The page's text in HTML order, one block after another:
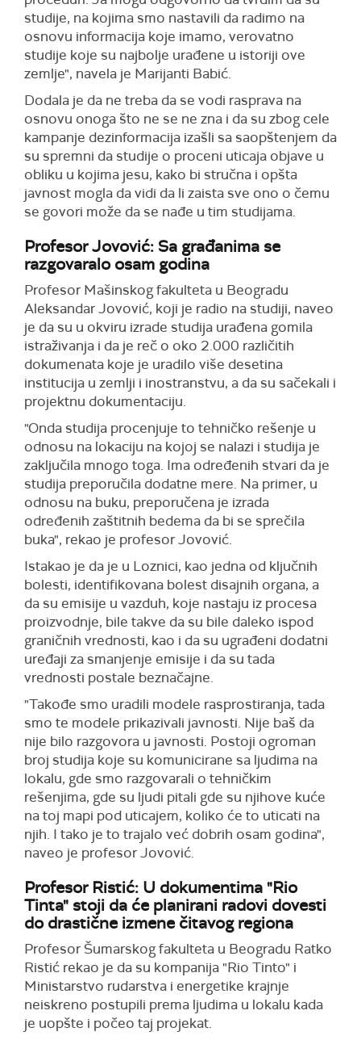
studije, na kojima smo nastavili da radimo na
osnovu informacija koje imamo, verovatno
studije koje su najbolje urađene u istoriji ove
zemlje", navela je Marijanti Babić.
Dodala je da ne treba da se vodi rasprava na
osnovu onoga što ne se ne zna i da su zbog cele
kampanje dezinformacija izašli sa saopštenjem da
su spremni da studije o proceni uticaja objave u
obliku u kojima jesu, kako bi stručna i opšta
javnost mogla da vidi da li zaista sve ono o čemu
se govori može da se nađe u tim studijama.
Profesor Jovović: Sa građanima se
razgovaralo osam godina
Profesor Mašinskog fakulteta u Beogradu
Aleksandar Jovović, koji je radio na studiji, naveo
je da su u okviru izrade studija urađena gomila
istraživanja i da je reč o oko 2.000 različitih
dokumenata koje je uradilo više desetina
institucija u zemlji i inostranstvu, a da su sačekali i
projektnu dokumentaciju.
"Onda studija procenjuje to tehničko rešenje u
odnosu na lokaciju na kojoj se nalazi i studija je
zaključila mnogo toga. Ima određenih stvari da je
studija preporučila dodatne mere. Na primer, u
odnosu na buku, preporučena je izrada
određenih zaštitnih bedema da bi se sprečila
buka", rekao je profesor Jovović.
Istakao je da je u Loznici, kao jedna od ključnih
bolesti, identifikovana bolest disajnih organa, a
da su emisije u vazduh, koje nastaju iz procesa
proizvodnje, bile takve da su bile daleko ispod
graničnih vrednosti, kao i da su ugrađeni dodatni
uređaji za smanjenje emisije i da su tada
vrednosti postale beznačajne.
"Takođe smo uradili modele rasprostiranja, tada
smo te modele prikazivali javnosti. Nije baš da
nije bilo razgovora u javnosti. Postoji ogroman
broj studija koje su komunicirane sa ljudima na
lokalu, gde smo razgovarali o tehničkim
rešenjima, gde su ljudi pitali gde su njihove kuće
na toj mapi pod uticajem, koliko će to uticati na
njih. I tako je to trajalo već dobrih osam godina",
naveo je profesor Jovović.
Profesor Ristić: U dokumentima "Rio
Tinta" stoji da će planirani radovi dovesti
do drastične izmene čitavog regiona
Profesor Šumarskog fakulteta u Beogradu Ratko
Ristić rekao je da su kompanija "Rio Tinto" i
Ministarstvo rudarstva i energetike krajnje
neiskreno postupili prema ljudima u lokalu kada
je uopšte i počeo taj projekat.